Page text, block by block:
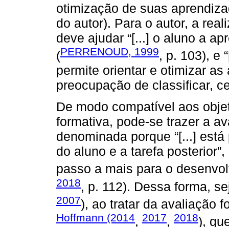
otimização de suas
do autor). Para o autor, a
deve ajudar “[...] o aluno a
(PERRENOUD, 1999, p. 103), e
permite orientar e otimizar
preocupação de classificar,
De modo compatível aos
formativa, pode-se trazer a
denominada porque “[...]
do aluno e a tarefa
passo a mais para o
2018, p. 112). Dessa forma,
2007), ao tratar da avaliação
Hoffmann (2014, 2017, 2018),